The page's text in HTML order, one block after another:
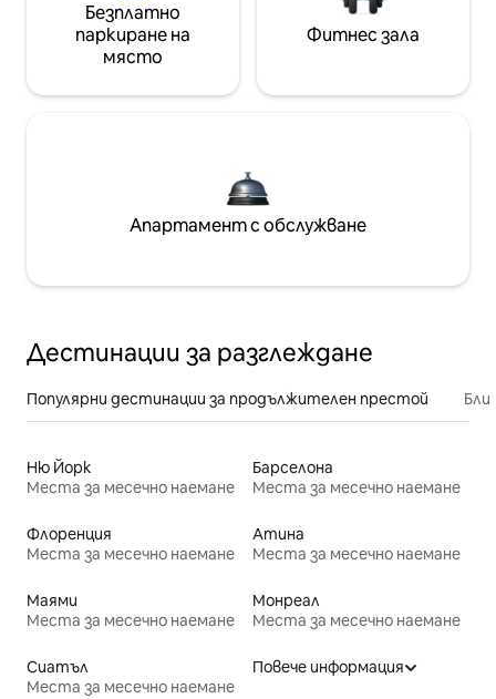
Безплатно
паркиране на
място
Фитнес зала
Апартамент с обслужване
Дестинации за разглеждане
Популярни дестинации за продължителен престой
Ню Йорк
Места за месечно наемане
Барселона
Места за месечно наемане
Флоренция
Места за месечно наемане
Атина
Места за месечно наемане
Маями
Места за месечно наемане
Монреал
Места за месечно наемане
Сиатъл
Места за месечно наемане
Повече информация